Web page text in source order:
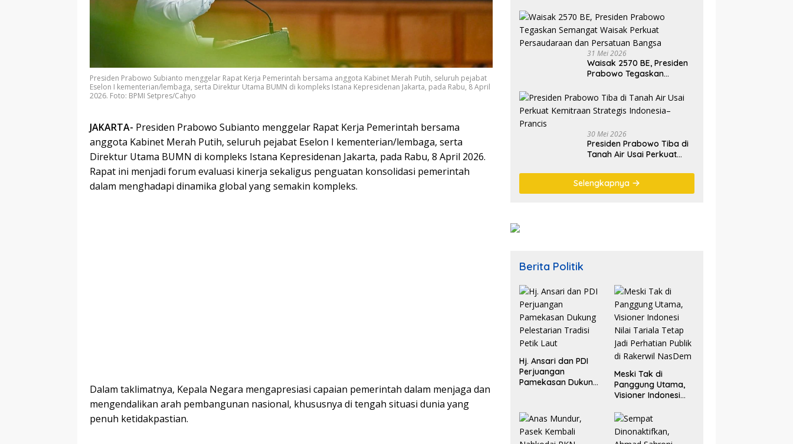
Presiden Prabowo Subianto menggelar Rapat Kerja Pemerintah bersama anggota Kabinet Merah Putih, seluruh pejabat
Eselon I kementerian/lembaga, serta Direktur Utama BUMN di kompleks Istana Kepresidenan Jakarta, pada Rabu, 8 April
2026. Foto: BPMI Setpres/Cahyo
JAKARTA- Presiden Prabowo Subianto menggelar Rapat Kerja Pemerintah bersama
anggota Kabinet Merah Putih, seluruh pejabat Eselon I kementerian/lembaga, serta
Direktur Utama BUMN di kompleks Istana Kepresidenan Jakarta, pada Rabu, 8 April 2026.
Rapat ini menjadi forum evaluasi kinerja sekaligus penguatan konsolidasi pemerintah
dalam menghadapi dinamika global yang semakin kompleks.
Dalam taklimatnya, Kepala Negara mengapresiasi capaian pemerintah dalam menjaga dan
mengendalikan arah pembangunan nasional, khususnya di tengah situasi dunia yang
penuh ketidakpastian.
Jenderal TNI (Purn)
Ryamizard Ryacudu
31 Mei 2026
Waisak 2570 BE, Presiden
Prabowo Tegaskan
Persaudaraan dan
Persatuan Bangsa
30 Mei 2026
Presiden Prabowo Tiba di
Tanah Air Usai Perkuat
Indonesia–Prancis
Selengkapnya
Berita Politik
Hj. Ansari dan PDI
Perjuangan
Pamekasan Dukung
Meski Tak di
Panggung Utama,
Visioner Indonesi
Jadi Perhatian
Publik di Rakerwil
NasDem